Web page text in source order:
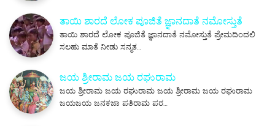
ತಾಯಿ ಶಾರದೆ ಲೋಕ ಪೂಜಿತೆ ಜ್ಞಾನದಾತೆ ನಮೋಸ್ತುತೆ
ತಾಯಿ ಶಾರದೆ ಲೋಕ ಪೂಜಿತೆ ಜ್ಞಾನದಾತೆ ನಮೋಸ್ತುತೆ ಪ್ರೇಮದಿಂದಲಿ
ಸಲಹು ಮಾತೆ ನೀಡು ಸನ್ಮತ…
ಜಯ ಶ್ರೀರಾಮ ಜಯ ರಘುರಾಮ
ಜಯ ಶ್ರೀರಾಮ ಜಯ ರಘುರಾಮ ಜಯ ಶ್ರೀರಾಮ ಜಯ ರಘುರಾಮ
ಜಯಜಯ ಜನಕಜಾ ಪತಿರಾಮ ಪರ…